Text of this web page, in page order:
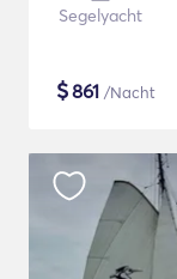
Segelyacht
$861 /Nacht